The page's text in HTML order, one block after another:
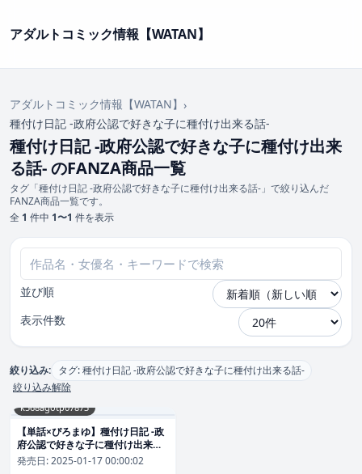
アダルトコミック情報【WATAN】
アダルトコミック情報【WATAN】 ›
種付け日記 -政府公認で好きな子に種付け出来る話-
種付け日記 -政府公認で好きな子に種付け出来
る話- のFANZA商品一覧
タグ「種付け日記 -政府公認で好きな子に種付け出来る話-」で絞り込んだ
FANZA商品一覧です。
全 1 件中 1〜1 件を表示
並び順
表示件数
絞り込み: タグ: 種付け日記 -政府公認で好きな子に種付け出来る話-
絞り込み解除
k568agotp07873
【単話×ぴろまゆ】種付け日記 -政
府公認で好きな子に種付け出来る
話-（単話）
発売日:2025-01-17 00:00:02